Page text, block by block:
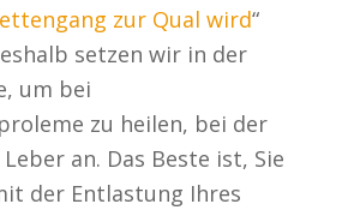
zur Qual wird“
setzen wir in der
um bei
zu heilen, bei der
an. Das Beste ist, Sie
der Entlastung Ihres